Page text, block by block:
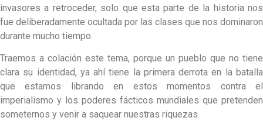
invasores a retroceder, solo que esta parte de la historia nos
fue deliberadamente ocultada por las clases que nos dominaron
durante mucho tiempo.
Traemos a colación este tema, porque un pueblo que no tiene
clara su identidad, ya ahí tiene la primera derrota en la batalla
que estamos librando en estos momentos contra el
imperialismo y los poderes fácticos mundiales que pretenden
someternos y venir a saquear nuestras riquezas.